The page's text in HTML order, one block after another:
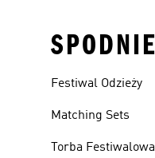
Festiwal Odzieży
Matching Sets
Torba Festiwalowa